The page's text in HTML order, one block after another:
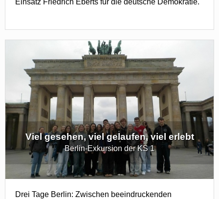
Viel gesehen, viel gelaufen, viel erlebt
Berlin-Exkursion der KS 1
Drei Tage Berlin: Zwischen beeindruckenden